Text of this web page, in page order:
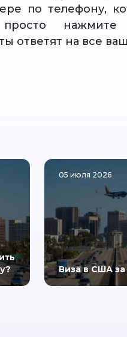
по телефону,
нажмите
ответят на все
05 июля 2026
Виза в США за